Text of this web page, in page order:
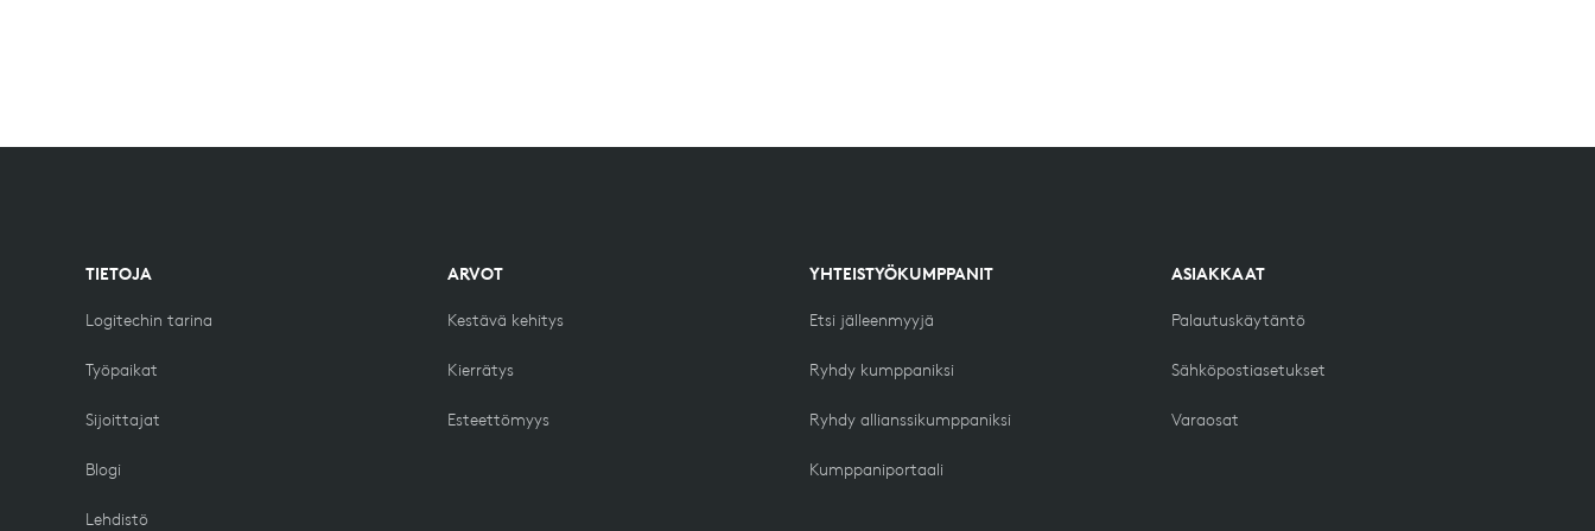
TIETOJA
Logitechin tarina
Työpaikat
Sijoittajat
Blogi
Lehdistö
ARVOT
Kestävä kehitys
Kierrätys
Esteettömyys
YHTEISTYÖKUMPPANIT
Etsi jälleenmyyjä
Ryhdy kumppaniksi
Ryhdy allianssikumppaniksi
Kumppaniportaali
ASIAKKAAT
Palautuskäytäntö
Sähköpostiasetukset
Varaosat